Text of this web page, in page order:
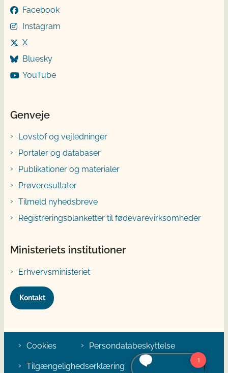
Facebook
Instagram
X
Bluesky
YouTube
Genveje
Lovstof og vejledninger
Portaler og databaser
Publikationer og materialer
Prøveresultater
Tilmeld nyhedsbreve
Registreringsblanketter til fødevarevirksomheder
Ministeriets institutioner
Erhvervsministeriet
Kontakt
Cookies Persondatabeskyttelse
Tilgængelighedserklæring